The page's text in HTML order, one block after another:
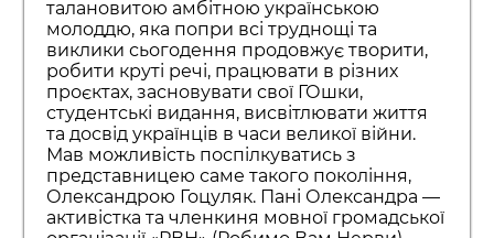
талановитою амбітною українською
молоддю, яка попри всі труднощі та
виклики сьогодення продовжує творити,
робити круті речі, працювати в різних
проєктах, засновувати свої ГОшки,
студентські видання, висвітлювати життя
та досвід українців в часи великої війни.
Мав можливість поспілкуватись з
представницею саме такого покоління,
Олександрою Гоцуляк. Пані Олександра —
активістка та членкиня мовної громадської